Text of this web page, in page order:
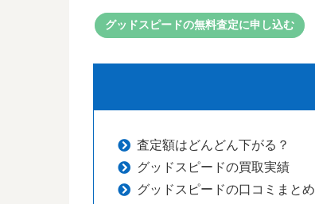
グッドスピードの無料査定に申し込む
査定額はどんどん下がる？
グッドスピードの買取実績
グッドスピードの口コミまとめ